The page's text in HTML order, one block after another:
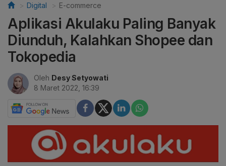
Digital E-commerce
Aplikasi Akulaku Paling Banyak
Diunduh, Kalahkan Shopee dan
Tokopedia
Oleh Desy Setyowati
8 Maret 2022, 16:39